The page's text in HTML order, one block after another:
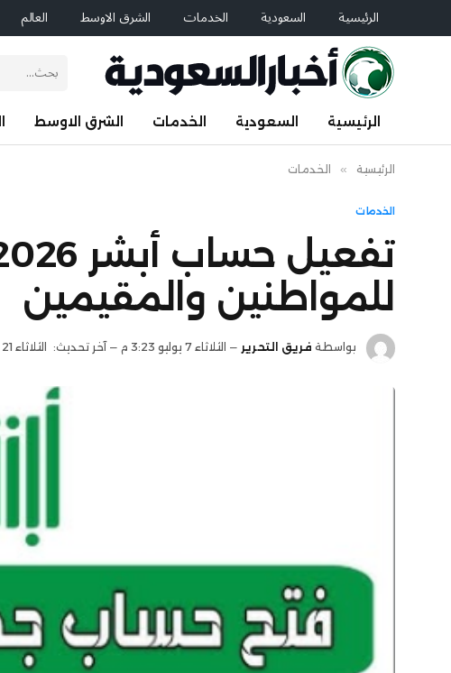
الرئيسية السعودية الخدمات الشرق الاوسط العالم
الرئيسية السعودية الخدمات الشرق الاوسط
الرئيسية » الخدمات
الخدمات
للمواطنين والمقيمين
بواسطة فريق التحرير الثلاثاء 7 يوليو 3:23 م آخر تحديث: الثلاثاء 21 يوليو 2:36 م